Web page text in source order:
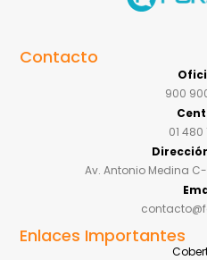
Contacto
900
01 480
Av. Antonio Medina C-
Enlaces Importantes